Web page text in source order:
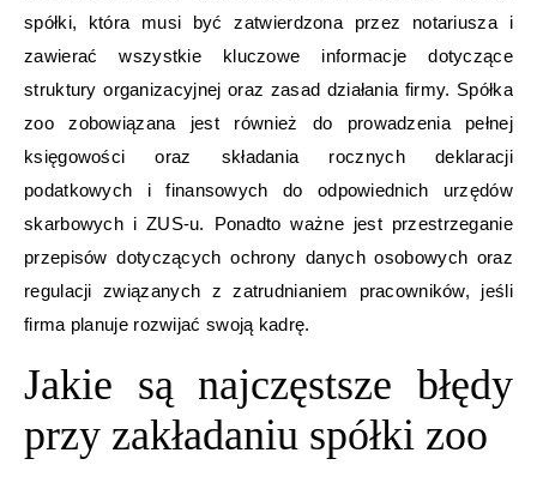
spółki, która musi być zatwierdzona przez notariusza i
zawierać wszystkie kluczowe informacje dotyczące
struktury organizacyjnej oraz zasad działania firmy. Spółka
zoo zobowiązana jest również do prowadzenia pełnej
księgowości oraz składania rocznych deklaracji
podatkowych i finansowych do odpowiednich urzędów
skarbowych i ZUS-u. Ponadto ważne jest przestrzeganie
przepisów dotyczących ochrony danych osobowych oraz
regulacji związanych z zatrudnianiem pracowników, jeśli
firma planuje rozwijać swoją kadrę.
Jakie są najczęstsze błędy
przy zakładaniu spółki zoo